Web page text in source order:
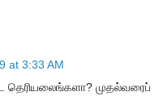
at 3:33 AM
தெரியலைங்களா? முதல்வரைப்